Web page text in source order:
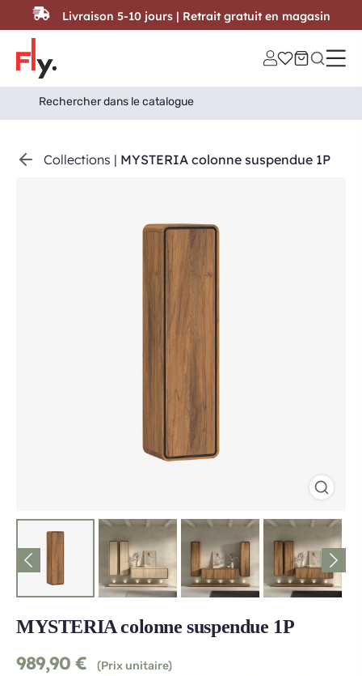
Passer au contenu
Search
for:
Search Button
Collections | MYSTERIA colonne suspendue 1P
MYSTERIA colonne suspendue 1P
989,90 €
(Prix unitaire)
Livraison 5-10 jours | Retrait gratuit en magasin